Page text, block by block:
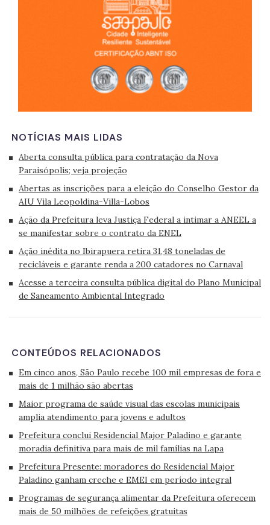
NOTÍCIAS MAIS LIDAS
Aberta consulta pública para contratação da Nova
Paraisópolis; veja projeção
Abertas as inscrições para a eleição do Conselho Gestor da
AIU Vila Leopoldina-Villa-Lobos
Ação da Prefeitura leva Justiça Federal a intimar a ANEEL a
se manifestar sobre o contrato da ENEL
Ação inédita no Ibirapuera retira 31,48 toneladas de
recicláveis e garante renda a 200 catadores no Carnaval
Acesse a terceira consulta pública digital do Plano Municipal
de Saneamento Ambiental Integrado
CONTEÚDOS RELACIONADOS
Em cinco anos, São Paulo recebe 100 mil empresas de fora e
mais de 1 milhão são abertas
Maior programa de saúde visual das escolas municipais
amplia atendimento para jovens e adultos
Prefeitura conclui Residencial Major Paladino e garante
moradia definitiva para mais de mil famílias na Lapa
Prefeitura Presente: moradores do Residencial Major
Paladino ganham creche e EMEI em período integral
Programas de segurança alimentar da Prefeitura oferecem
mais de 50 milhões de refeições gratuitas